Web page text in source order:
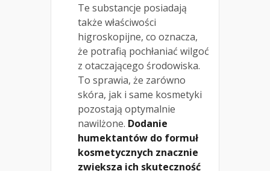
Te substancje posiadają
także właściwości
higroskopijne, co oznacza,
że potrafią pochłaniać wilgoć
z otaczającego środowiska.
To sprawia, że zarówno
skóra, jak i same kosmetyki
pozostają optymalnie
nawilżone. Dodanie
humektantów do formuł
kosmetycznych znacznie
zwiększa ich skuteczność